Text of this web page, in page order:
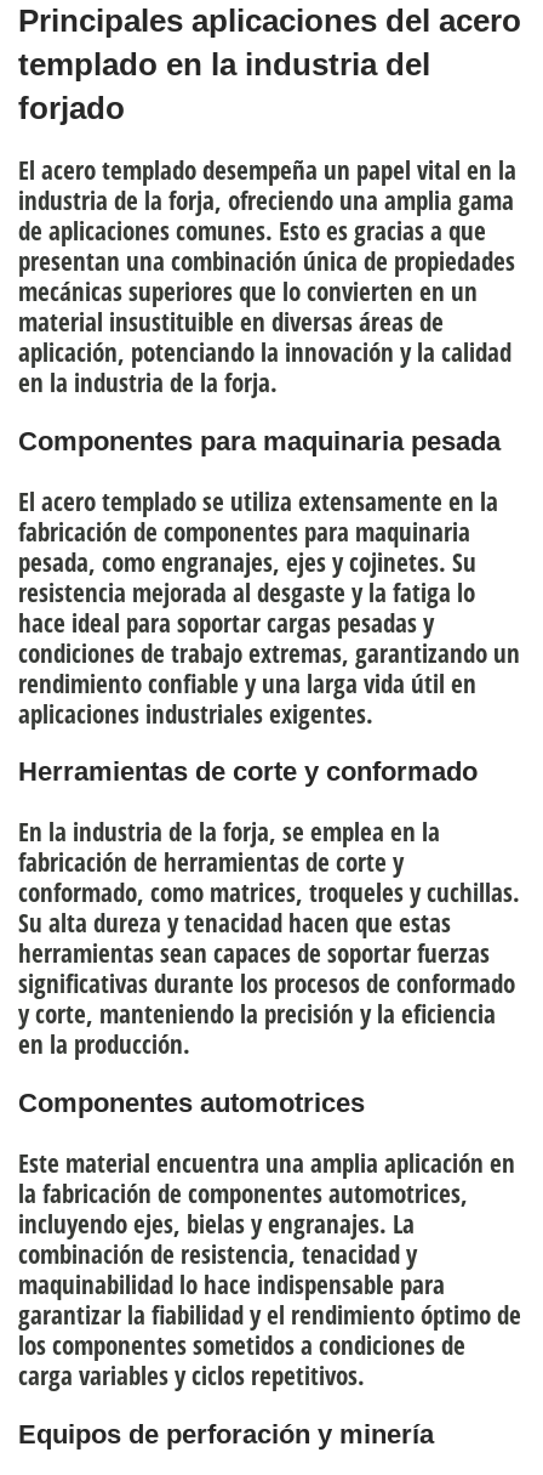
Principales aplicaciones del acero
templado en la industria del
forjado
El acero templado desempeña un papel vital en la
industria de la forja, ofreciendo una amplia gama
de aplicaciones comunes. Esto es gracias a que
presentan una combinación única de propiedades
mecánicas superiores que lo convierten en un
material insustituible en diversas áreas de
aplicación, potenciando la innovación y la calidad
en la industria de la forja.
Componentes para maquinaria pesada
El acero templado se utiliza extensamente en la
fabricación de componentes para maquinaria
pesada, como engranajes, ejes y cojinetes. Su
resistencia mejorada al desgaste y la fatiga lo
hace ideal para soportar cargas pesadas y
condiciones de trabajo extremas, garantizando un
rendimiento confiable y una larga vida útil en
aplicaciones industriales exigentes.
Herramientas de corte y conformado
En la industria de la forja, se emplea en la
fabricación de herramientas de corte y
conformado, como matrices, troqueles y cuchillas.
Su alta dureza y tenacidad hacen que estas
herramientas sean capaces de soportar fuerzas
significativas durante los procesos de conformado
y corte, manteniendo la precisión y la eficiencia
en la producción.
Componentes automotrices
Este material encuentra una amplia aplicación en
la fabricación de componentes automotrices,
incluyendo ejes, bielas y engranajes. La
combinación de resistencia, tenacidad y
maquinabilidad lo hace indispensable para
garantizar la fiabilidad y el rendimiento óptimo de
los componentes sometidos a condiciones de
carga variables y ciclos repetitivos.
Equipos de perforación y minería